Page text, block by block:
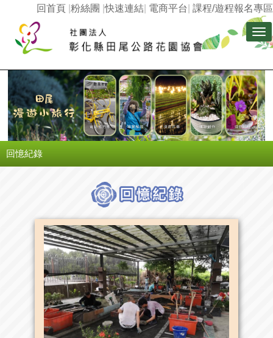
課程/遊程報名專區
電商平台
快速連結
粉絲團 |
回首頁
回憶紀錄